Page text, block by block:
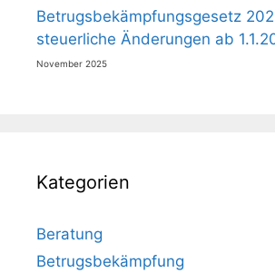
Betrugsbekämpfungsgesetz
steuerliche Änderungen ab
November 2025
Kategorien
Beratung
Betrugsbekämpfung